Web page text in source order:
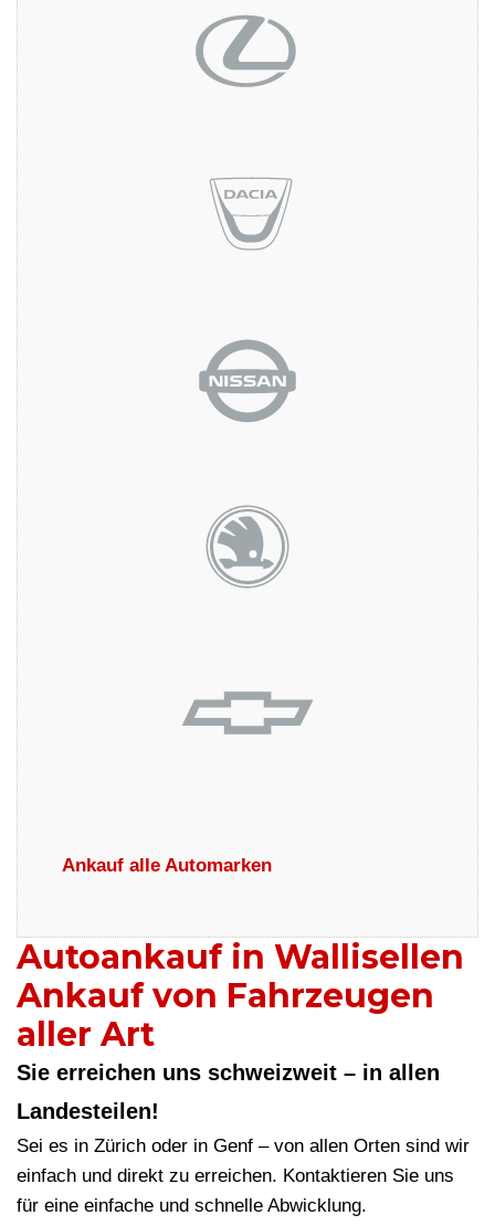
Ankauf alle Automarken
Autoankauf in Wallisellen
Ankauf von Fahrzeugen
aller Art
Sie erreichen uns schweizweit – in allen
Landesteilen!
Sei es in Zürich oder in Genf – von allen Orten sind wir
einfach und direkt zu erreichen. Kontaktieren Sie uns
für eine einfache und schnelle Abwicklung.